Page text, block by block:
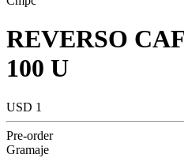
REVERSO
100 U
USD 1
Pre-order
Gramaje